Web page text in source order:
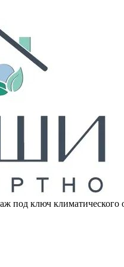
под ключ климатического